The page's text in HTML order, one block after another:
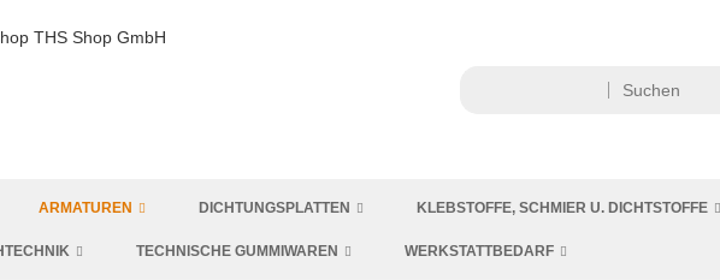
ARMATUREN DICHTUNGSPLATTEN KLEBSTOFFE, SCHMIER U. DICHTSTOFFE
TECHNISCHE GUMMIWAREN WERKSTATTBEDARF